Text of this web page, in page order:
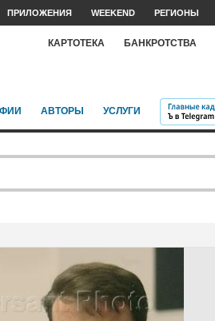
ПРИЛОЖЕНИЯ WEEKEND РЕГИОНЫ
КАРТОТЕКА БАНКРОТСТВА
АВТОРЫ УСЛУГИ